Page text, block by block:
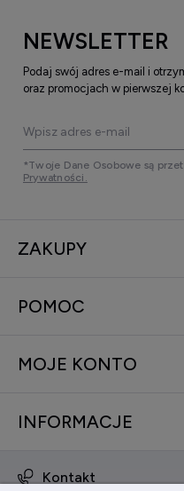
NEWSLETTER
Podaj swój adres e-mail i
oraz promocjach w pierwszej
*Twoje Dane Osobowe są
Prywatności.
ZAKUPY
POMOC
MOJE KONTO
INFORMACJE
Kontakt